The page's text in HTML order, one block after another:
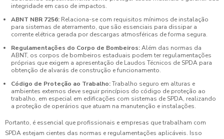
integridade em caso de impactos.
ABNT NBR 7256: Relaciona-se com requisitos mínimos de instalação
para sistemas de aterramento, que são essenciais para dissipar a
corrente elétrica gerada por descargas atmosféricas de forma segura.
Regulamentações do Corpo de Bombeiros:Além das normas da
ABNT, os corpos de bombeiros estaduais podem ter regulamentações
próprias que exigem a apresentação de Laudos Técnicos de SPDA para
obtenção de alvarás de construção e funcionamento.
Código de Proteção ao Trabalho:Trabalho seguro em alturas e
ambientes externos deve seguir princípios do código de proteção ao
trabalho, em especial em edificações com sistemas de SPDA, realizando
a proteção de operários que atuam na manutenção e instalações.
Portanto, é essencial que profissionais e empresas que trabalham com
SPDA estejam cientes das normas e regulamentações aplicáveis. Isso